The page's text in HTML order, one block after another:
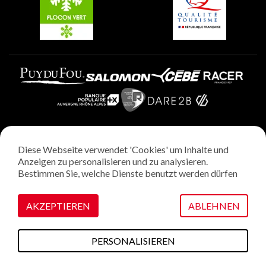
Rechtliche Hinweise
Datenschutzrichtlinie
Verwaltung von Cookies
Diese Webseite verwendet 'Cookies' um Inhalte und
Anzeigen zu personalisieren und zu analysieren.
Bestimmen Sie, welche Dienste benutzt werden dürfen
AKZEPTIEREN ABLEHNEN
PERSONALISIEREN